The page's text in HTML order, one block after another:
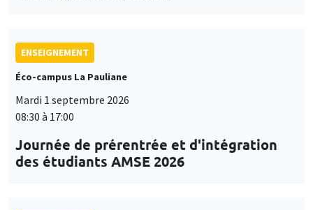
ENSEIGNEMENT
Éco-campus La Pauliane
Mardi 1 septembre 2026
08:30 à 17:00
Journée de prérentrée et d'intégration
des étudiants AMSE 2026